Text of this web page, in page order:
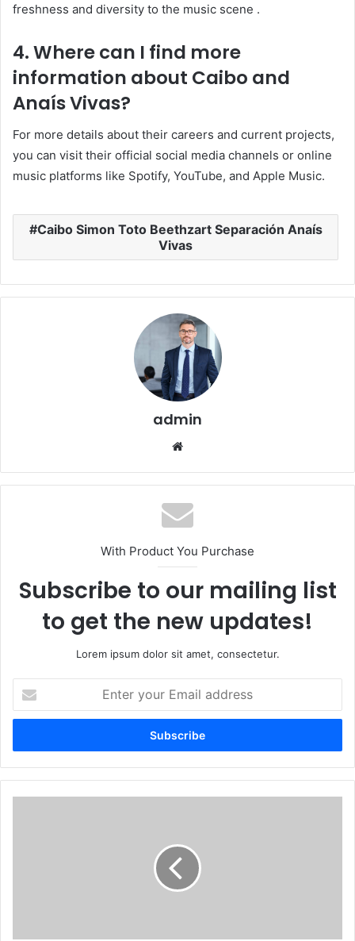
freshness and diversity to the music scene .
4.Where can I find more
information about Caibo and
Anaís Vivas?
For more details about their careers and current projects,
you can visit their official social media channels or online
music platforms like Spotify, YouTube, and Apple Music.
Caibo Simon Toto Beethzart Separación Anaís
Vivas
admin
With Product You Purchase
Subscribe to our mailing list
to get the new updates!
Lorem ipsum dolor sit amet, consectetur.
your
Email